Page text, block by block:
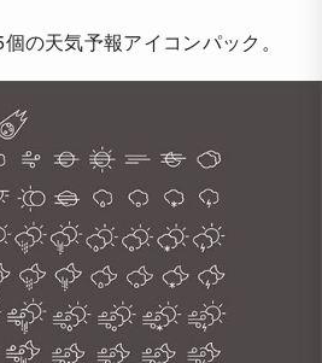
の天気予報アイコンパック。